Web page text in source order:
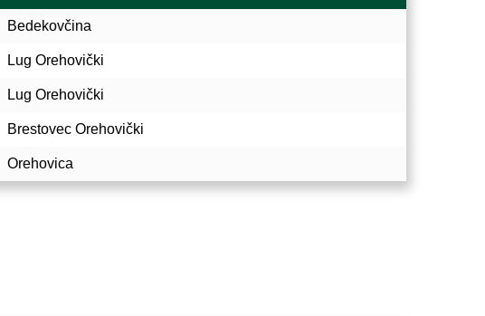
Bedekovčina
Lug Orehovički
Lug Orehovički
Brestovec Orehovički
Orehovica